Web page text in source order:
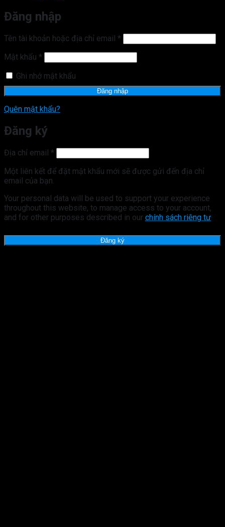
Đăng nhập
Tên tài khoản hoặc địa chỉ email *
buộc
Mật khẩu *
buộc
Ghi nhớ mật khẩu
Đăng nhập
Quên mật khẩu?
Đăng ký
Địa chỉ email *
buộc
Một liên kết để đặt mật khẩu mới sẽ được gửi đến địa chỉ
email của bạn.
Your personal data will be used to support your experience
throughout this website, to manage access to your account,
and for other purposes described in our chính sách riêng tư
Đăng ký